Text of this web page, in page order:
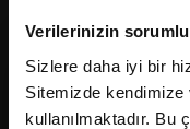
Verilerinizin sorumlu
Sizlere daha iyi bir
Sitemizde
kullanılmaktadır. Bu
2026Fikriyat. Tüm